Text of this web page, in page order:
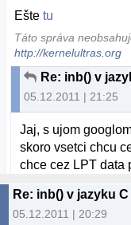
Eštetu
Táto správa
http://kernelultras.org
Re: inb() v
05.12.2011 | 21:25
Jaj, s ujom
skoro vsetci chcu
chce cez LPT data
Re: inb() v jazyku C
05.12.2011 | 20:29